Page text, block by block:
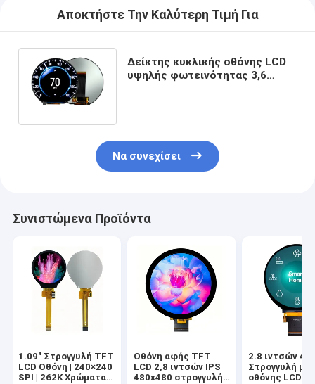
Αποκτήστε Την Καλύτερη Τιμή Για
Δείκτης κυκλικής οθόνης LCD
υψηλής φωτεινότητας 3,6
Να συνεχίσει
Συνιστώμενα Προϊόντα
1.09" Στρογγυλή TFT
LCD Οθόνη | 240×240
SPI | 262K Χρώματα |
Οθόνη αφής TFT
LCD 2,8 ιντσών IPS
480x480 στρογγυλή,
2.8 ιντσών
Στρογγυλή
οθόνης LCD